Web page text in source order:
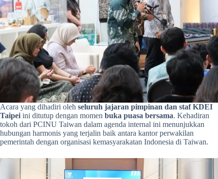
Acara yang dihadiri oleh seluruh jajaran pimpinan dan staf KDEI
Taipei ini ditutup dengan momen buka puasa bersama. Kehadiran
tokoh dari PCINU Taiwan dalam agenda internal ini menunjukkan
hubungan harmonis yang terjalin baik antara kantor perwakilan
pemerintah dengan organisasi kemasyarakatan Indonesia di Taiwan.